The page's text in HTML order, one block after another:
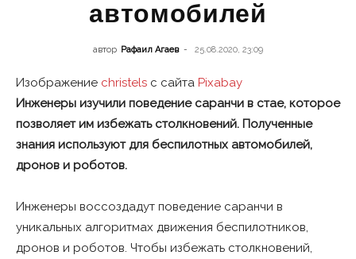
автомобилей
автор Рафаил Агаев - 25.08.2020, 23:09
Изображение christels с сайта Pixabay
Инженеры изучили поведение саранчи в стае, которое
позволяет им избежать столкновений. Полученные
знания используют для беспилотных автомобилей,
дронов и роботов.
Инженеры воссоздадут поведение саранчи в
уникальных алгоритмах движения беспилотников,
дронов и роботов. Чтобы избежать столкновений,